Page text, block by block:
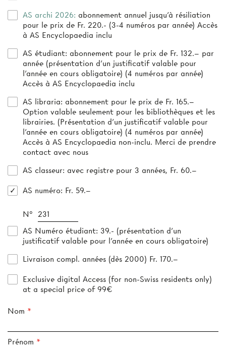
AS archi 2026: abonnement annuel jusqu’à résiliation
pour le prix de Fr. 220.- (3-4 numéros par année) Accès
à AS Encyclopaedia inclu
AS étudiant: abonnement pour le prix de Fr. 132.– par
année (présentation d’un justificatif valable pour
l’année en cours obligatoire) (4 numéros par année)
Accès à AS Encyclopaedia inclu
AS libraria: abonnement pour le prix de Fr. 165.–
Option valable seulement pour les bibliothèques et les
librairies. (Présentation d'un justificatif valable pour
l'année en cours obligatoire) (4 numéros par année)
Accès à AS Encyclopaedia non-inclu. Merci de prendre
contact avec nous
AS classeur: avec registre pour 3 années, Fr. 60.–
AS numéro: Fr. 59.–
N°
AS Numéro étudiant: 39.- (présentation d’un
justificatif valable pour l’année en cours obligatoire)
Livraison compl. années (dès 2000) Fr. 170.–
Exclusive digital Access (for non-Swiss residents only)
at a special price of 99€
Nom
Prénom